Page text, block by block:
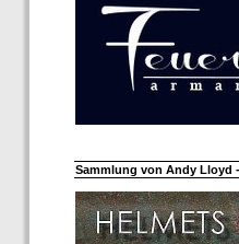
Sammlung von Andy Lloyd